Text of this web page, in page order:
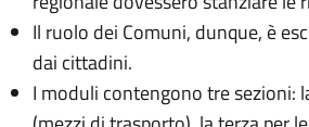
Il ruolo dei Comuni, dunque, è
dai cittadini.
I moduli contengono tre sezioni: